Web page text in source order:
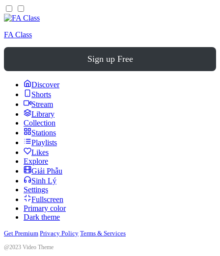
FA Class
Sign up Free
Discover
Shorts
Stream
Library
Collection
Stations
Playlists
Likes
Explore
Giải Phẫu
Sinh Lý
Settings
Fullscreen
Primary color
Dark theme
Get Premium Privacy Policy Terms & Services
@2023 Video Theme